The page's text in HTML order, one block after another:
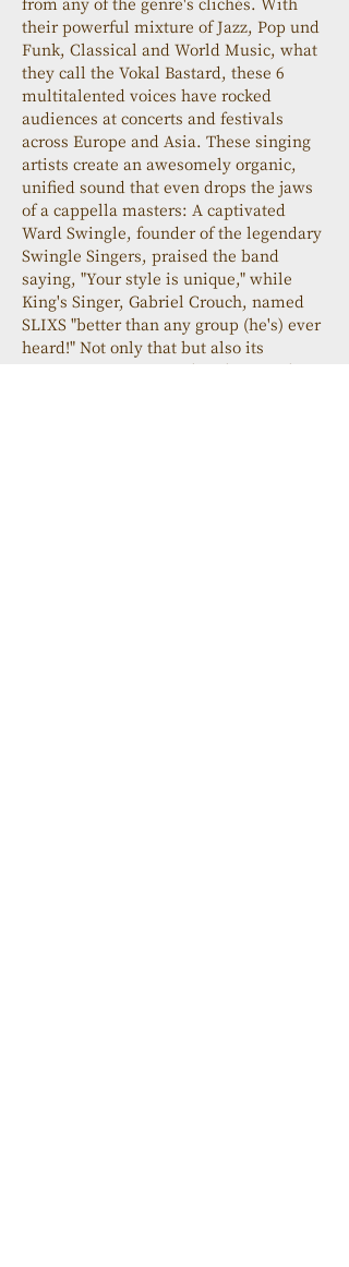
from any of the genre's clichés. With
their powerful mixture of Jazz, Pop und
Funk, Classical and World Music, what
they call the Vokal Bastard, these 6
multitalented voices have rocked
audiences at concerts and festivals
across Europe and Asia. These singing
artists create an awesomely organic,
unified sound that even drops the jaws
of a cappella masters: A captivated
Ward Swingle, founder of the legendary
Swingle Singers, praised the band
saying, "Your style is unique," while
King's Singer, Gabriel Crouch, named
SLIXS "better than any group (he's) ever
heard!" Not only that but also its